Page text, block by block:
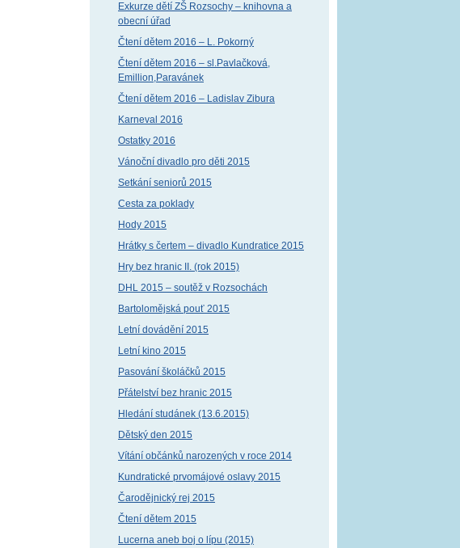
Exkurze dětí ZŠ Rozsochy – knihovna a
obecní úřad
Čtení dětem 2016 – L. Pokorný
Čtení dětem 2016 – sl.Pavlačková,
Emillion,Paravánek
Čtení dětem 2016 – Ladislav Zibura
Karneval 2016
Ostatky 2016
Vánoční divadlo pro děti 2015
Setkání seniorů 2015
Cesta za poklady
Hody 2015
Hrátky s čertem – divadlo Kundratice 2015
Hry bez hranic II. (rok 2015)
DHL 2015 – soutěž v Rozsochách
Bartolomějská pouť 2015
Letní dovádění 2015
Letní kino 2015
Pasování školáčků 2015
Přátelství bez hranic 2015
Hledání studánek (13.6.2015)
Dětský den 2015
Vítání občánků narozených v roce 2014
Kundratické prvomájové oslavy 2015
Čarodějnický rej 2015
Čtení dětem 2015
Lucerna aneb boj o lípu (2015)